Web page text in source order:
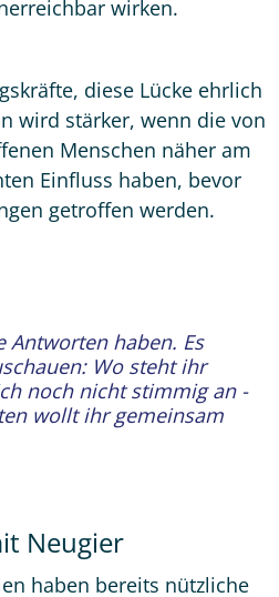
wirken.
diese Lücke ehrlich
wird stärker, wenn die von
Menschen näher am
Einfluss haben, bevor
getroffen werden.
Antworten haben. Es
Wo steht ihr
noch nicht stimmig an -
wollt ihr gemeinsam
Neugier
haben bereits nützliche